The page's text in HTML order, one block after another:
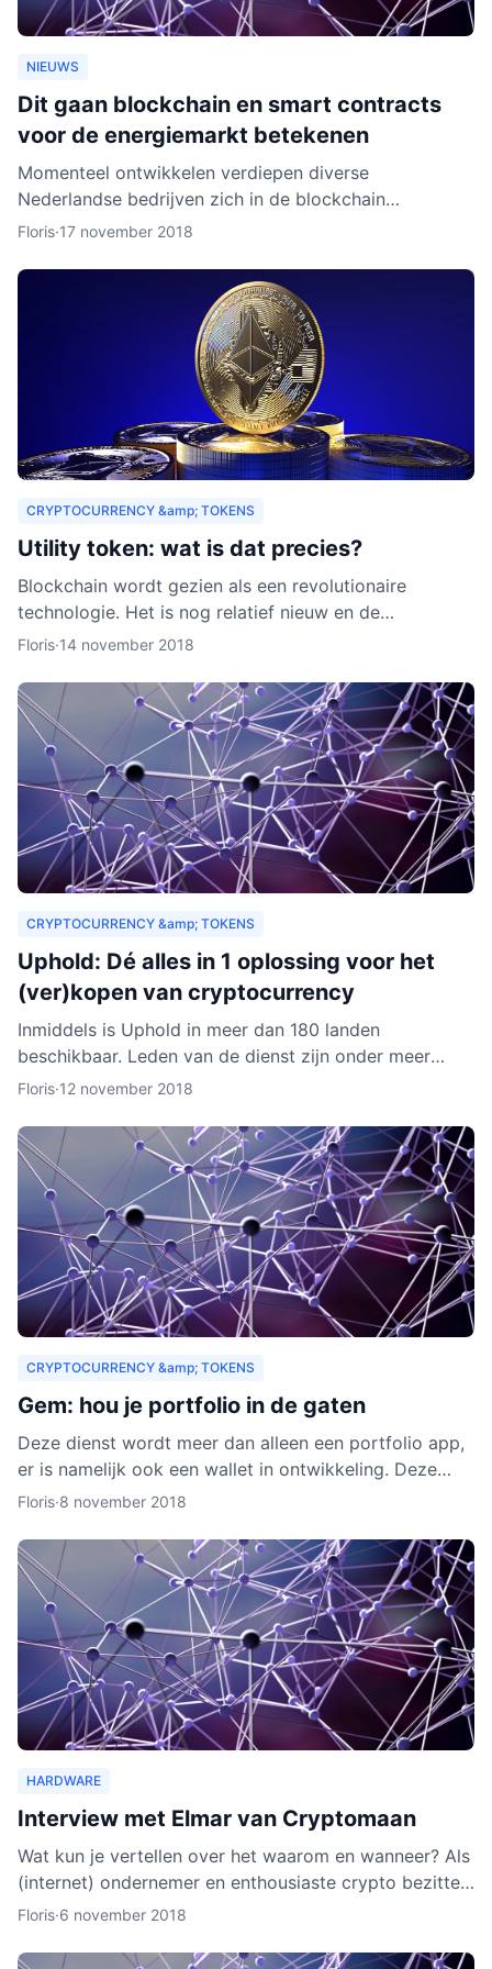
NIEUWS
Dit gaan blockchain en smart contracts
voor de energiemarkt betekenen
Momenteel ontwikkelen verdiepen diverse
Nederlandse bedrijven zich in de blockchain
technologie. Enkele daarvan, zoals BlockLab uit
Floris·17 november 2018
CRYPTOCURRENCY &amp; TOKENS
Utility token: wat is dat precies?
Blockchain wordt gezien als een revolutionaire
technologie. Het is nog relatief nieuw en de
verwachting is dat het zich de komende jaren verder
Floris·14 november 2018
CRYPTOCURRENCY &amp; TOKENS
Uphold: Dé alles in 1 oplossing voor het
(ver)kopen van cryptocurrency
Inmiddels is Uphold in meer dan 180 landen
beschikbaar. Leden van de dienst zijn onder meer
bedrijven, ontwikkelaars, particulieren, ngo’s en non-
Floris·12 november 2018
CRYPTOCURRENCY &amp; TOKENS
Gem: hou je portfolio in de gaten
Deze dienst wordt meer dan alleen een portfolio app,
er is namelijk ook een wallet in ontwikkeling. Deze
wallet gaat verschillende cryptocurrencies en token
Floris·8 november 2018
HARDWARE
Interview met Elmar van Cryptomaan
Wat kun je vertellen over het waarom en wanneer? Als
(internet) ondernemer en enthousiaste crypto bezitter
was het een logische keuze om de webshop te
Floris·6 november 2018